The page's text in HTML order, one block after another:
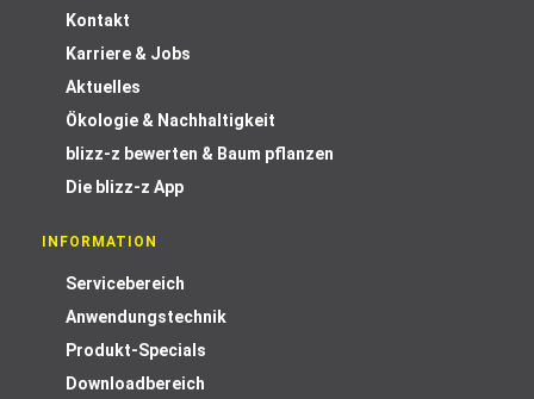
Kontakt
Karriere & Jobs
Aktuelles
Ökologie & Nachhaltigkeit
blizz-z bewerten & Baum pflanzen
Die blizz-z App
INFORMATION
Servicebereich
Anwendungstechnik
Produkt-Specials
Downloadbereich